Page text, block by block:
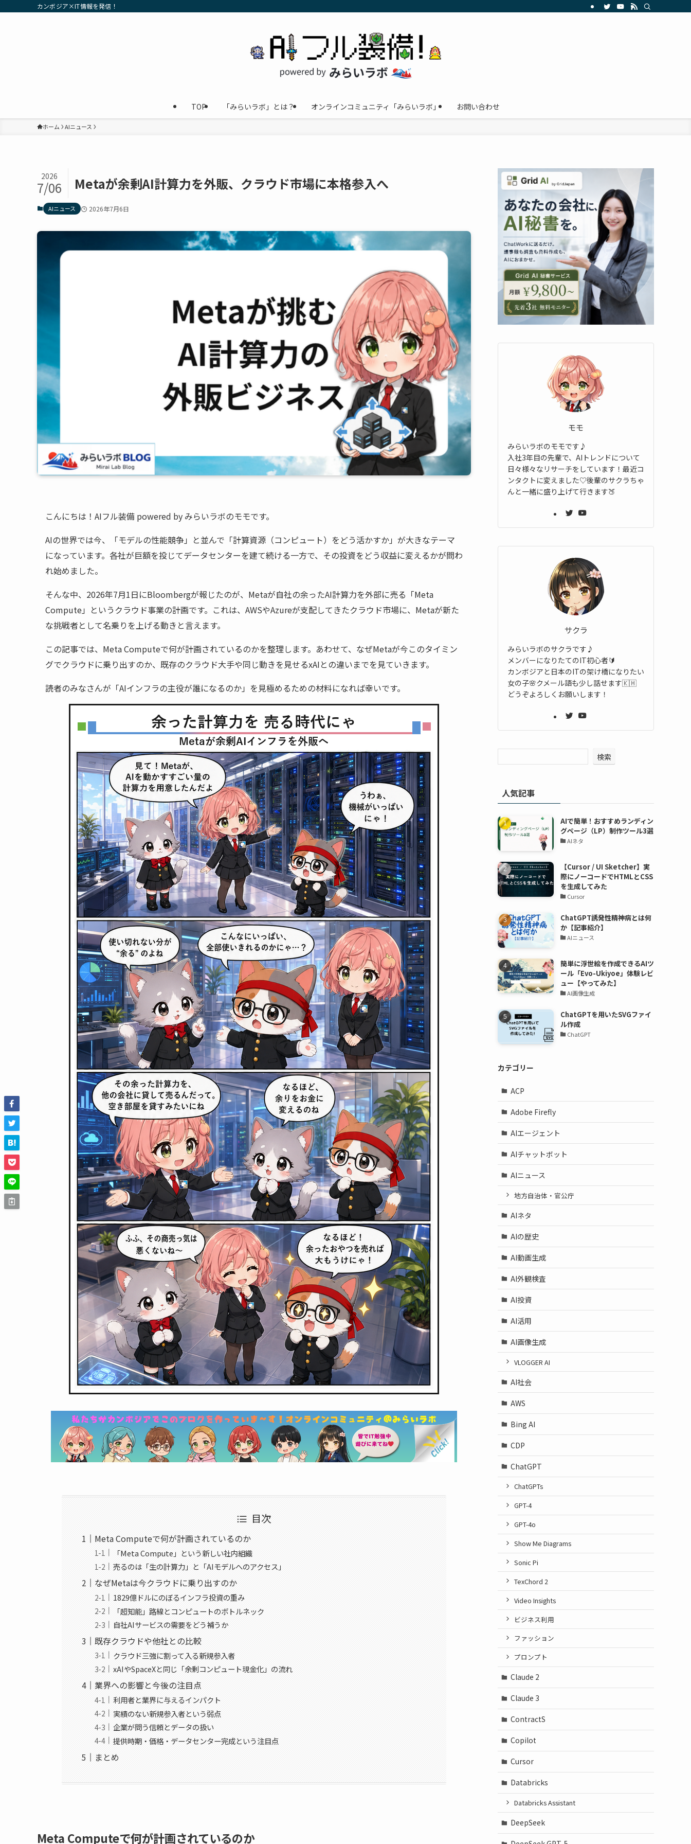
カンボジア×IT情報を発信！
TOP 「みらいラボ」とは？ オンラインコミュニティ「みらいラボ」 お問い合わせ
ホーム AIニュース
Metaが余剰AI計算力を外販、クラウド市場に本格参入へ
2026
7/06
AIニュース 2026年7月6日
こんにちは！AIフル装備 powered by みらいラボのモモです。
AIの世界では今、「モデルの性能競争」と並んで「計算資源（コンピュート）をどう活かすか」が大きなテーマ
になっています。各社が巨額を投じてデータセンターを建て続ける一方で、その投資をどう収益に変えるかが問わ
れ始めました。
そんな中、2026年7月1日にBloombergが報じたのが、Metaが自社の余ったAI計算力を外部に売る「Meta
Compute」というクラウド事業の計画です。これは、AWSやAzureが支配してきたクラウド市場に、Metaが新た
な挑戦者として名乗りを上げる動きと言えます。
この記事では、Meta Computeで何が計画されているのかを整理します。あわせて、なぜMetaが今このタイミン
グでクラウドに乗り出すのか、既存のクラウド大手や同じ動きを見せるxAIとの違いまでを見ていきます。
読者のみなさんが「AIインフラの主役が誰になるのか」を見極めるための材料になれば幸いです。
目次
Meta Computeで何が計画されているのか
「Meta Compute」という新しい社内組織
売るのは「生の計算力」と「AIモデルへのアクセス」
なぜMetaは今クラウドに乗り出すのか
1829億ドルにのぼるインフラ投資の重み
「超知能」路線とコンピュートのボトルネック
自社AIサービスの需要をどう補うか
既存クラウドや他社との比較
クラウド三強に割って入る新規参入者
xAIやSpaceXと同じ「余剰コンピュート現金化」の流れ
業界への影響と今後の注目点
利用者と業界に与えるインパクト
実績のない新規参入者という弱点
企業が問う信頼とデータの扱い
提供時期・価格・データセンター完成という注目点
まとめ
Meta Computeで何が計画されているのか
モモ
みらいラボのモモです♪
入社3年目の先輩で、AIトレンドについて
日々様々なリサーチをしています！最近コ
ンタクトに変えました♡後輩のサクラちゃ
んと一緒に盛り上げて行きます🍑
サクラ
みらいラボのサクラです♪
メンバーになりたてのIT初心者🔰
カンボジアと日本のITの架け橋になりたい
女の子🌸クメール語も少し話せます🇰🇭
どうぞよろしくお願いします！
検索
人気記事
AIで簡単！おすすめランディン
グページ（LP）制作ツール3選
AIネタ
【Cursor / UI Sketcher】実
際にノーコードでHTMLとCSS
を生成してみた
Cursor
ChatGPT誘発性精神病とは何
か【記事紹介】
AIニュース
簡単に浮世絵を作成できるAIツ
ール「Evo-Ukiyoe」体験レビ
ュー【やってみた】
AI画像生成
ChatGPTを用いたSVGファイ
ル作成
ChatGPT
カテゴリー
ACP
Adobe Firefly
AIエージェント
AIチャットボット
AIニュース
地方自治体・官公庁
AIネタ
AIの歴史
AI動画生成
AI外観検査
AI投資
AI活用
AI画像生成
VLOGGER AI
AI社会
AWS
Bing AI
CDP
ChatGPT
ChatGPTs
GPT-4
GPT-4o
Show Me Diagrams
Sonic Pi
TexChord 2
Video Insights
ビジネス利用
ファッション
プロンプト
Claude 2
Claude 3
ContractS
Copilot
Cursor
Databricks
Databricks Assistant
DeepSeek